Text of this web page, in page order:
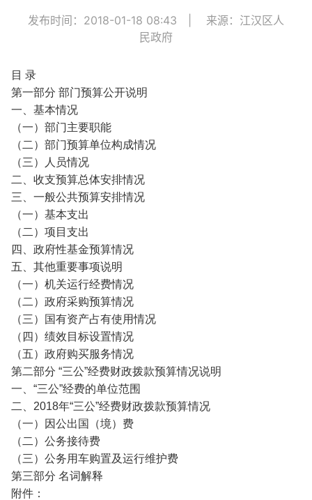
发布时间：2018-01-18 08:43
来源：江汉区人
民政府
目 录
第一部分 部门预算公开说明
一、基本情况
（一）部门主要职能
（二）部门预算单位构成情况
（三）人员情况
二、收支预算总体安排情况
三、一般公共预算安排情况
（一）基本支出
（二）项目支出
四、政府性基金预算情况
五、其他重要事项说明
（一）机关运行经费情况
（二）政府采购预算情况
（三）国有资产占有使用情况
（四）绩效目标设置情况
（五）政府购买服务情况
第二部分 “三公”经费财政拨款预算情况说明
一、“三公”经费的单位范围
二、2018年“三公”经费财政拨款预算情况
（一）因公出国（境）费
（二）公务接待费
（三）公务用车购置及运行维护费
第三部分 名词解释
附件：